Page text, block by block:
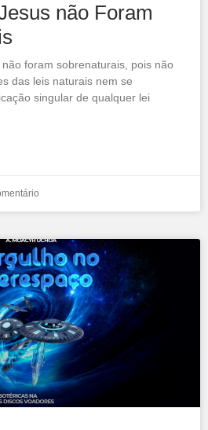
não Foram
foram sobrenaturais, pois não
das leis naturais nem se
singular de qualquer lei